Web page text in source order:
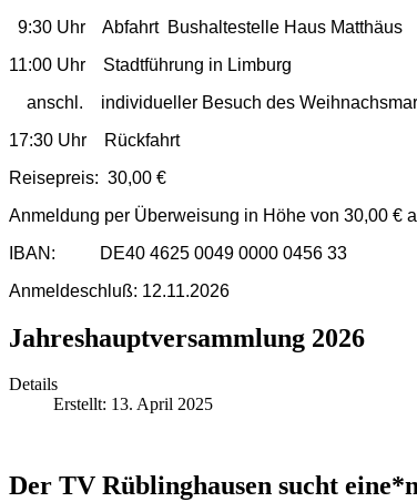
9:30 Uhr Abfahrt Bushaltestelle Haus Matthäus
11:00 Uhr Stadtführung in Limburg
anschl. individueller Besuch des
17:30 Uhr Rückfahrt
Reisepreis: 30,00 €
Anmeldung per Überweisung in Höhe von 30,00 €
IBAN: DE40 4625 0049 0000 0456 33
Anmeldeschluß: 12.11.2026
Jahreshauptversammlung 2026
Details
Erstellt: 13. April 2025
Der TV Rüblinghausen sucht